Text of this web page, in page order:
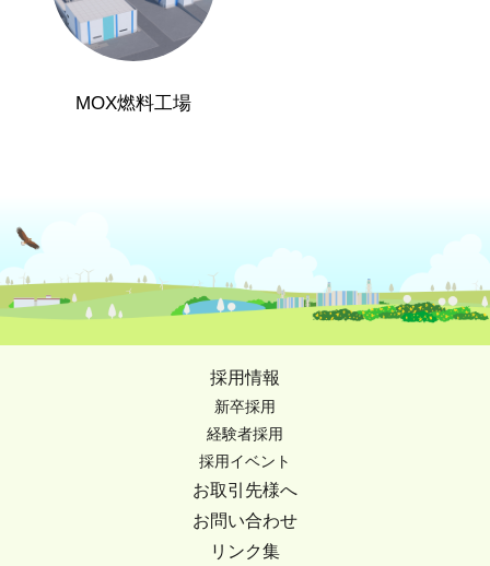
MOX燃料工場
採用情報
新卒採用
経験者採用
採用イベント
お取引先様へ
お問い合わせ
リンク集